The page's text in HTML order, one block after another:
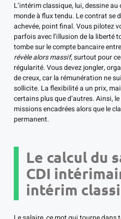
L’intérim classique, lui, dessine
monde à flux tendu. Le contrat se
achevée, point final. Vous pilotez
parfois avec l’illusion de la liberté
tombe sur le compte bancaire
révèle alors massif, surtout pour
régularité. Vous devez jongler,
de creux, car la rémunération ne
sollicite. La flexibilité a un prix,
certains plus que d’autres. Ainsi,
missions encadrées alors que le
permanent.
Le calcul du
CDI
intérim